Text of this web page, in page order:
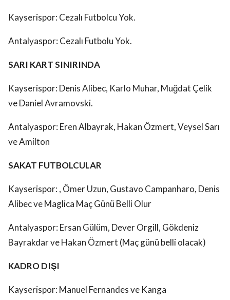
Kayserispor: Cezalı Futbolcu Yok.
Antalyaspor: Cezalı Futbolu Yok.
SARI KART SINIRINDA
Kayserispor: Denis Alibec, Karlo Muhar, Muğdat Çelik
ve Daniel Avramovski.
Antalyaspor: Eren Albayrak, Hakan Özmert, Veysel Sarı
ve Amilton
SAKAT FUTBOLCULAR
Kayserispor: , Ömer Uzun, Gustavo Campanharo, Denis
Alibec ve Maglica Maç Günü Belli Olur
Antalyaspor: Ersan Gülüm, Dever Orgill, Gökdeniz
Bayrakdar ve Hakan Özmert (Maç günü belli olacak)
KADRO DIŞI
Kayserispor: Manuel Fernandes ve Kanga